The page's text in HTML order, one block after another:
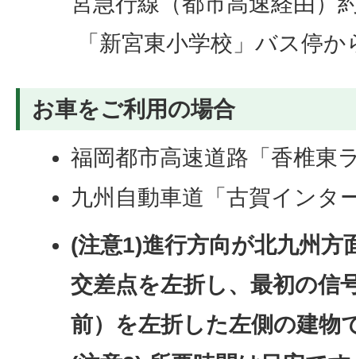
「新宮東小学校」バス停か
お車をご利用の場合
福岡都市高速道路「香椎東
九州自動車道「古賀インタ
(注意1)進行方向が北九州方
交差点を左折し、最初の信
前）を左折した左側の建物